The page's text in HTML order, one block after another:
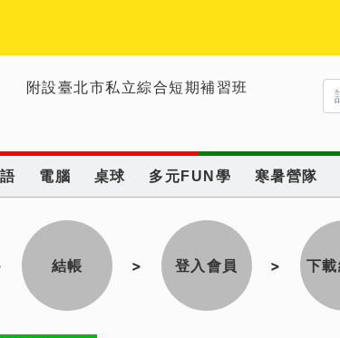
附設臺北市私立綜合短期補習班
電腦 桌球 多元FUN學 寒暑營隊
結帳 > 登入會員 > 下